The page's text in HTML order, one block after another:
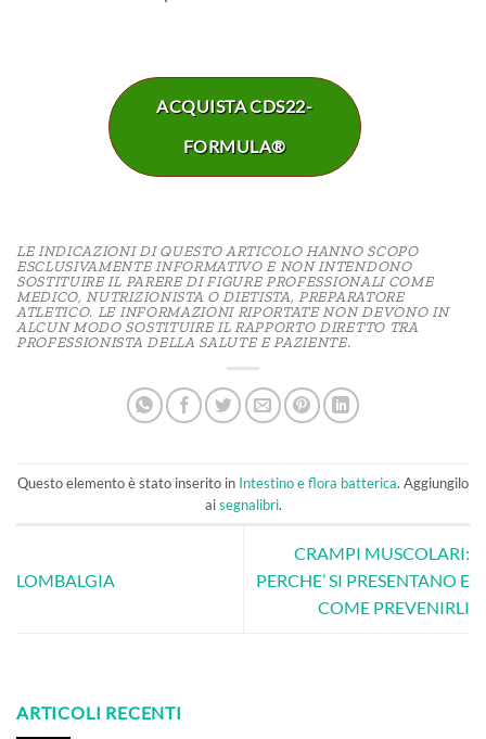
ACQUISTA CDS22-
FORMULA®
LE INDICAZIONI DI QUESTO ARTICOLO HANNO SCOPO
ESCLUSIVAMENTE INFORMATIVO E NON INTENDONO
SOSTITUIRE IL PARERE DI FIGURE PROFESSIONALI COME
MEDICO, NUTRIZIONISTA O DIETISTA, PREPARATORE
ATLETICO. LE INFORMAZIONI RIPORTATE NON DEVONO IN
ALCUN MODO SOSTITUIRE IL RAPPORTO DIRETTO TRA
PROFESSIONISTA DELLA SALUTE E PAZIENTE.
Questo elemento è stato inserito in Intestino e flora batterica. Aggiungilo
aisegnalibri.
LOMBALGIA
CRAMPI MUSCOLARI:
PERCHE’ SI PRESENTANO E
COME PREVENIRLI
ARTICOLI RECENTI